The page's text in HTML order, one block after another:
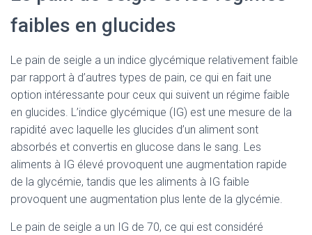
faibles en glucides
Le pain de seigle a un indice glycémique relativement faible
par rapport à d’autres types de pain, ce qui en fait une
option intéressante pour ceux qui suivent un régime faible
en glucides. L’indice glycémique (IG) est une mesure de la
rapidité avec laquelle les glucides d’un aliment sont
absorbés et convertis en glucose dans le sang. Les
aliments à IG élevé provoquent une augmentation rapide
de la glycémie, tandis que les aliments à IG faible
provoquent une augmentation plus lente de la glycémie.
Le pain de seigle a un IG de 70, ce qui est considéré